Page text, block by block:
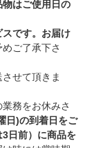
はご使用日の
です。お届け
ご了承下さ
せて頂きま
務をお休みさ
日)の到着日をご
日前）に商品を